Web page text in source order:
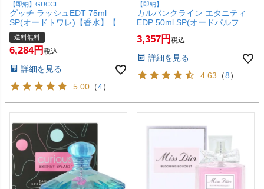
【即納】GUCCI
グッチ ラッシュEDT 75ml
SP(オードトワレ)【香水】【宅
配便送料無料】(6006619)
送料無料
6,284 税込
詳細を見る
5.00 （4）
【即納】
カルバンクライン エタニティ
EDP 50ml SP(オードパルファ
ム)【香水】【SBT】 (6005229)
3,357 税込
詳細を見る
4.63 （8）